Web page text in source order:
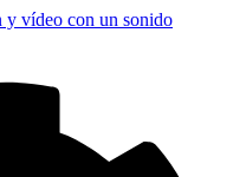
y vídeo con un sonido